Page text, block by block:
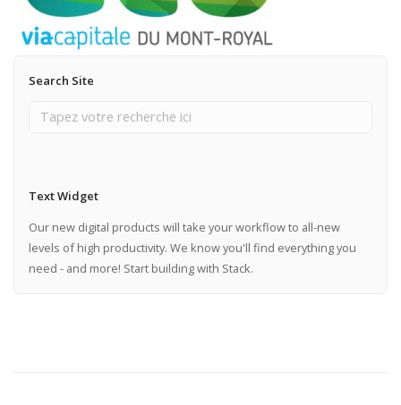
Search Site
Text Widget
Our new digital products will take your workflow to all-new
levels of high productivity. We know you'll find everything you
need - and more! Start building with Stack.